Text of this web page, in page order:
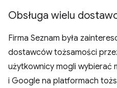
Obsługa wielu
Firma Seznam była
dostawców tożsamości
użytkownicy mogli wybierać
i Google na platformach